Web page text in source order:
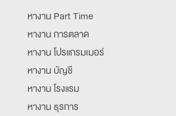
หางาน Part Time
หางาน การตลาด
หางาน โปรแกรมเมอร์
หางาน บัญชี
หางาน โรงแรม
หางาน ธุรการ